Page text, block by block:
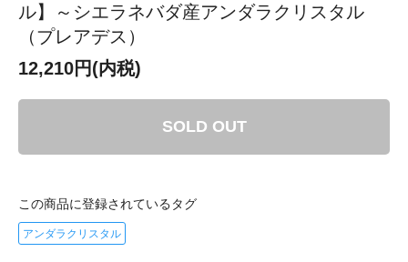
ル】～シエラネバダ産アンダラクリスタル
（プレアデス）
12,210円(内税)
SOLD OUT
この商品に登録されているタグ
アンダラクリスタル